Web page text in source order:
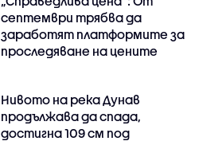
септември трябва да
заработят платформите за
проследяване на цените
Нивото на река Дунав
продължава да спада,
достигна 109 см под